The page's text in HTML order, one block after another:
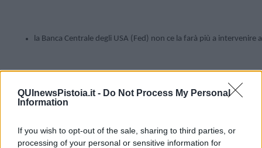
QUInewsPistoia.it - Do Not Process My Personal
Information
If you wish to opt-out of the sale, sharing to third parties, or
processing of your personal or sensitive information for
la Banca Centrale degli USA (Fed) non ce la farà più a